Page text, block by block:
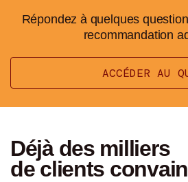
Répondez à quelques
recommandation
ACCÉDER AU
Déjà des milliers
de clients